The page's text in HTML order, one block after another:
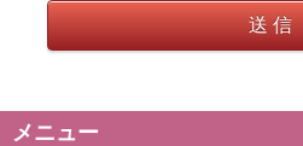
送 信
メニュー